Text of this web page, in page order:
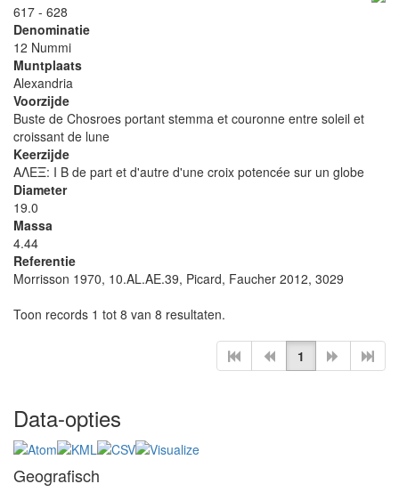
617 - 628
Denominatie
12 Nummi
Muntplaats
Alexandria
Voorzijde
Buste de Chosroes portant stemma et couronne entre soleil et
croissant de lune
Keerzijde
ΑΛΕΞ: I B de part et d'autre d'une croix potencée sur un globe
Diameter
19.0
Massa
4.44
Referentie
Morrisson 1970, 10.AL.AE.39, Picard, Faucher 2012, 3029
Toon records 1 tot 8 van 8 resultaten.
1
Data-opties
Geografisch